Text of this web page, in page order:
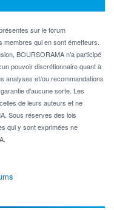
sur le forum
membres qui en sont émetteurs.
BOURSORAMA n'a participé
pouvoir discrétionnaire quant à
analyses et/ou recommandations
d'aucune sorte. Les
de leurs auteurs et ne
Sous réserves des lois
qui y sont exprimées ne